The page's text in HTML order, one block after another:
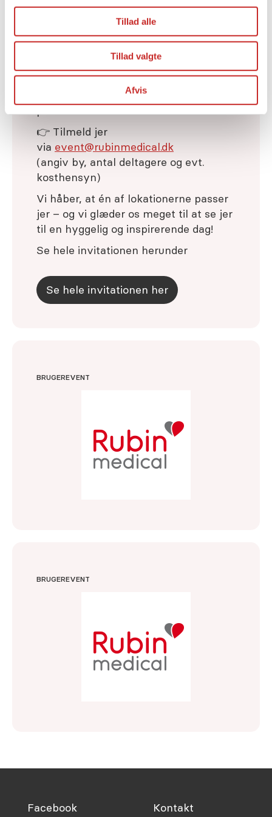
Tillad alle
Tillad valgte
Afvis
der er forældre til et barn/ung voksen,
som anvender insulinpumpen Tandem
Arrangementet er gratis inkl.
forplejning, men der er begrænsede
👉 Tilmeld jer
via event@rubinmedical.dk
(angiv by, antal deltagere og evt.
kosthensyn)
Vi håber, at én af lokationerne passer
jer – og vi glæder os meget til at se jer
til en hyggelig og inspirerende dag!
Se hele invitationen herunder
Se hele invitationen her
BRUGEREVENT
BRUGEREVENT
Facebook
Kontakt